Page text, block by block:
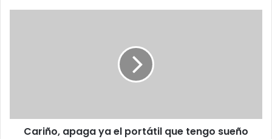
Cariño, apaga ya el portátil que tengo sueño